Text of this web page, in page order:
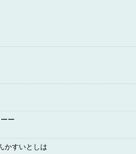
ー
かすいとしは